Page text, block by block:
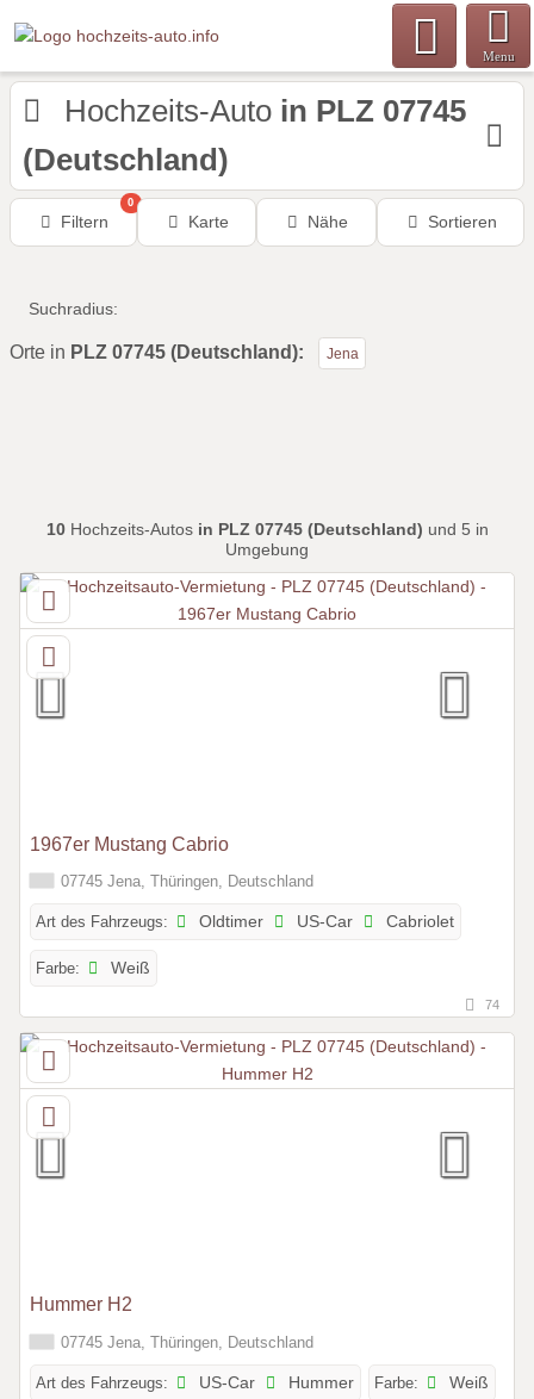
Menu
Hochzeits-Auto in PLZ 07745
(Deutschland)
Filtern
0
Karte Nähe Sortieren
Suchradius:
Orte in PLZ 07745 (Deutschland): Jena
10Hochzeits-Autos in PLZ 07745 (Deutschland) und 5 in
Umgebung
1967er Mustang Cabrio
07745 Jena, Thüringen, Deutschland
Art des Fahrzeugs: Oldtimer US-Car Cabriolet
Farbe: Weiß
74
Hummer H2
07745 Jena, Thüringen, Deutschland
Art des Fahrzeugs: US-Car Hummer Farbe: Weiß